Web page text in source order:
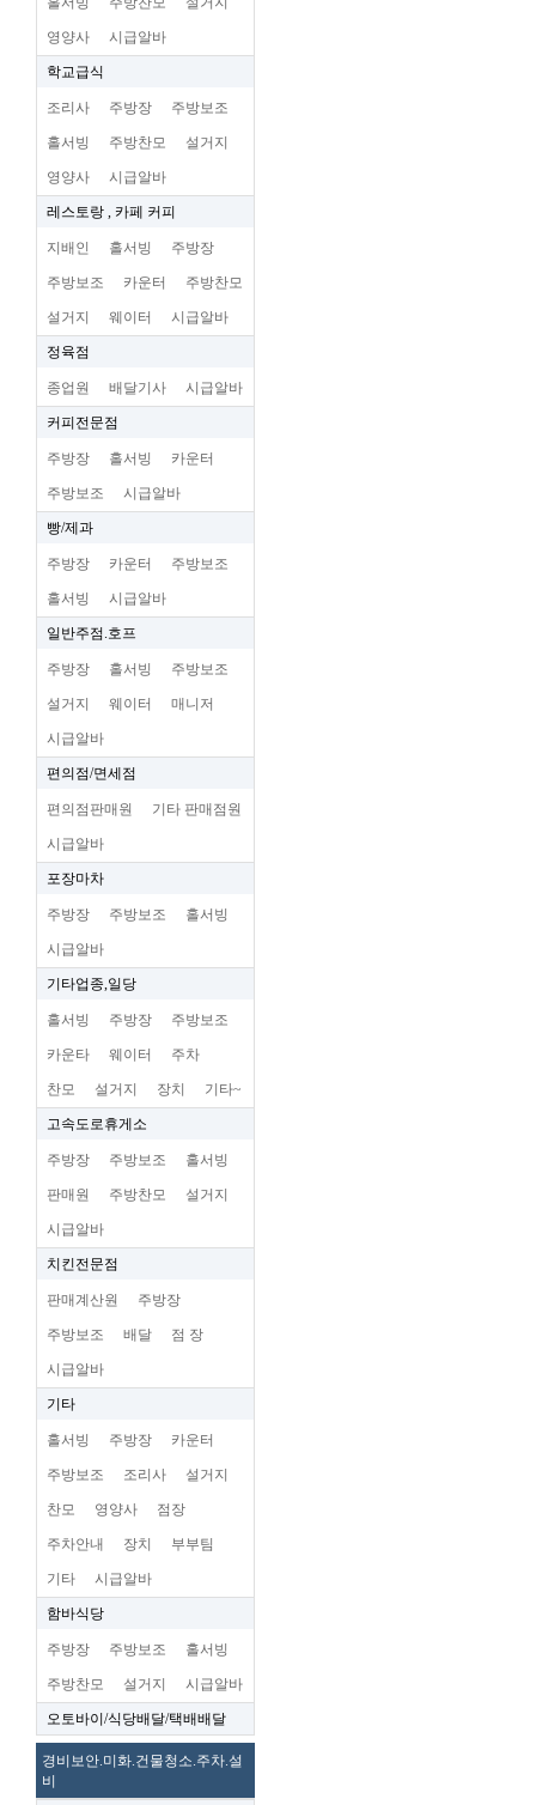
영양사 시급알바
학교급식
조리사 주방장 주방보조
홀서빙 주방찬모 설거지
영양사 시급알바
레스토랑 , 카페 커피
지배인 홀서빙 주방장
주방보조 카운터 주방찬모
설거지 웨이터 시급알바
정육점
종업원 배달기사 시급알바
커피전문점
주방장 홀서빙 카운터
주방보조 시급알바
빵/제과
주방장 카운터 주방보조
홀서빙 시급알바
일반주점.호프
주방장 홀서빙 주방보조
설거지 웨이터 매니저
시급알바
편의점/면세점
편의점판매원 기타 판매점원
시급알바
포장마차
주방장 주방보조 홀서빙
시급알바
기타업종,일당
홀서빙 주방장 주방보조
카운타 웨이터 주차
찬모 설거지 장치 기타~
고속도로휴게소
주방장 주방보조 홀서빙
판매원 주방찬모 설거지
시급알바
치킨전문점
판매계산원 주방장
주방보조 배달 점 장
시급알바
기타
홀서빙 주방장 카운터
주방보조 조리사 설거지
찬모 영양사 점장
주차안내 장치 부부팀
기타 시급알바
함바식당
주방장 주방보조 홀서빙
주방찬모 설거지 시급알바
오토바이/식당배달/택배배달
경비보안.미화.건물청소.주차.설
비